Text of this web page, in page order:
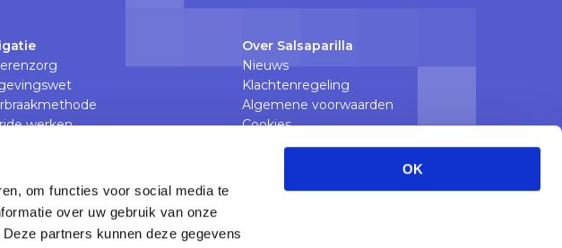
om functies voor social media te
over uw gebruik van onze
partners kunnen deze gegevens
OK
werken
en werkcultuur in de zorg
leiderschap
Over Salsaparilla
Nieuws
Klachtenregeling
Algemene voorwaarden
Cookies
Privacyverklaring